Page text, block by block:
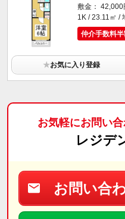
敷金： 42,000
1K / 23.11㎡ /
仲介手数料半
★お気に入り登録
お気軽にお問い合
レジデ
お問い合